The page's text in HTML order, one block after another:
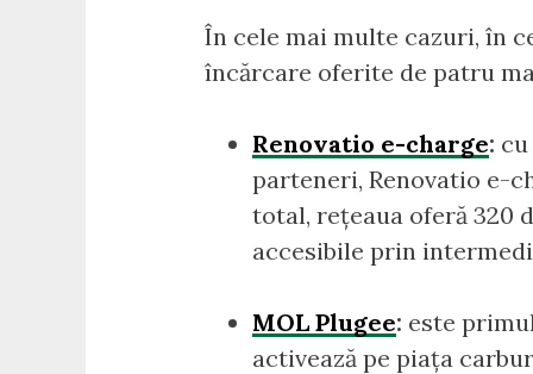
În cele mai multe cazuri, în
încărcare oferite de patru
Renovatio e-charge: cu
parteneri, Renovatio e-
total, rețeaua oferă 320
accesibile prin
MOL Plugee: este
activează pe piața